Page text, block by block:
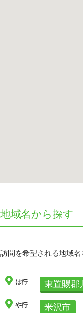
地域名から探す
訪問を希望される地域名
は行 東置賜郡
や行 米沢市